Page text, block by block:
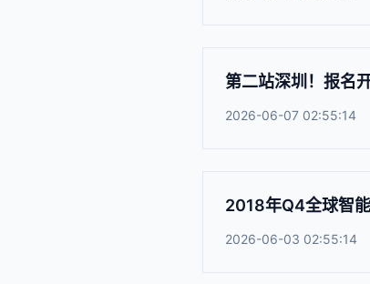
第二站深圳！报名
2026-06-07 02:55:14
2018年Q4全球智
2026-06-03 02:55:14